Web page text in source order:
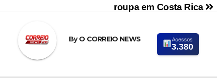
roupa em Costa Rica
ByO CORREIO NEWS Acessos
3.380